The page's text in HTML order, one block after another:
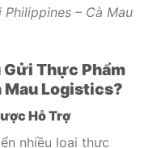
– Cà Mau
Gửi Thực Phẩm
Mau Logistics?
Hỗ Trợ
nhiều loại thực